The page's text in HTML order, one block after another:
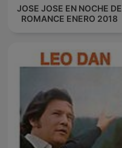
JOSE JOSE EN NOCHE DE
ROMANCE ENERO 2018